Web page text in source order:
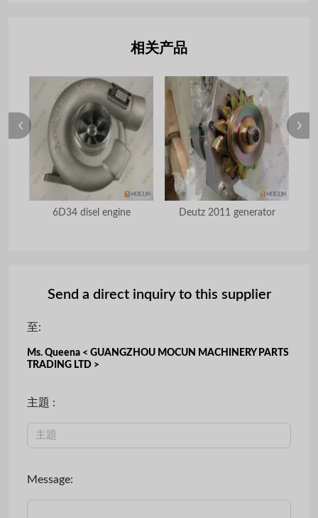
相关产品
6D34 disel engine Deutz 2011 generator
Send a direct inquiry to this supplier
至:
Ms. Queena < GUANGZHOU MOCUN MACHINERY PARTS
TRADING LTD >
主題 :
Message: